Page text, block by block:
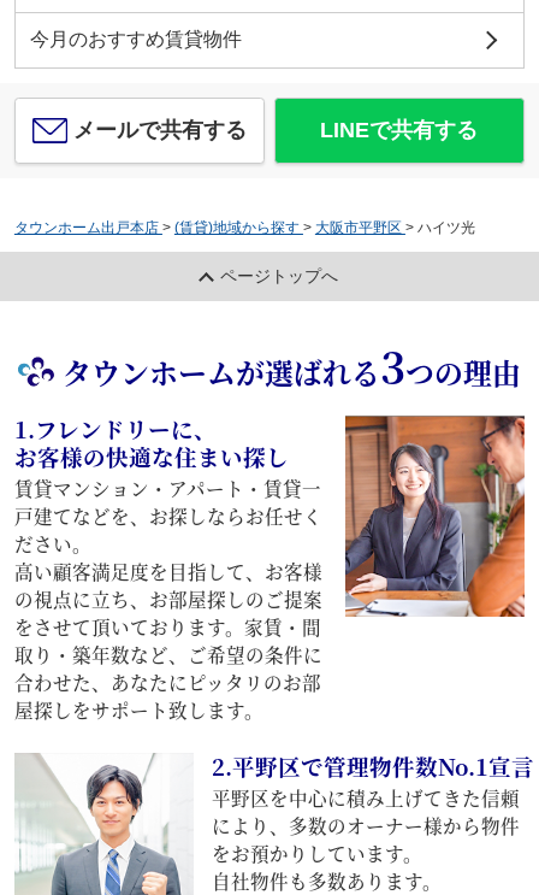
今月のおすすめ賃貸物件
メールで共有する LINEで共有する
タウンホーム出戸本店 > (賃貸)地域から探す > 大阪市平野区 > ハイツ光
ページトップへ
タウンホームが選ばれる3つの理由
1.フレンドリーに、
お客様の快適な住まい探し
賃貸マンション・アパート・賃貸一
戸建てなどを、お探しならお任せく
ださい。
高い顧客満足度を目指して、お客様
の視点に立ち、お部屋探しのご提案
をさせて頂いております。家賃・間
取り・築年数など、ご希望の条件に
合わせた、あなたにピッタリのお部
屋探しをサポート致します。
2.平野区で管理物件数No.1宣言
平野区を中心に積み上げてきた信頼
により、多数のオーナー様から物件
をお預かりしています。
自社物件も多数あります。